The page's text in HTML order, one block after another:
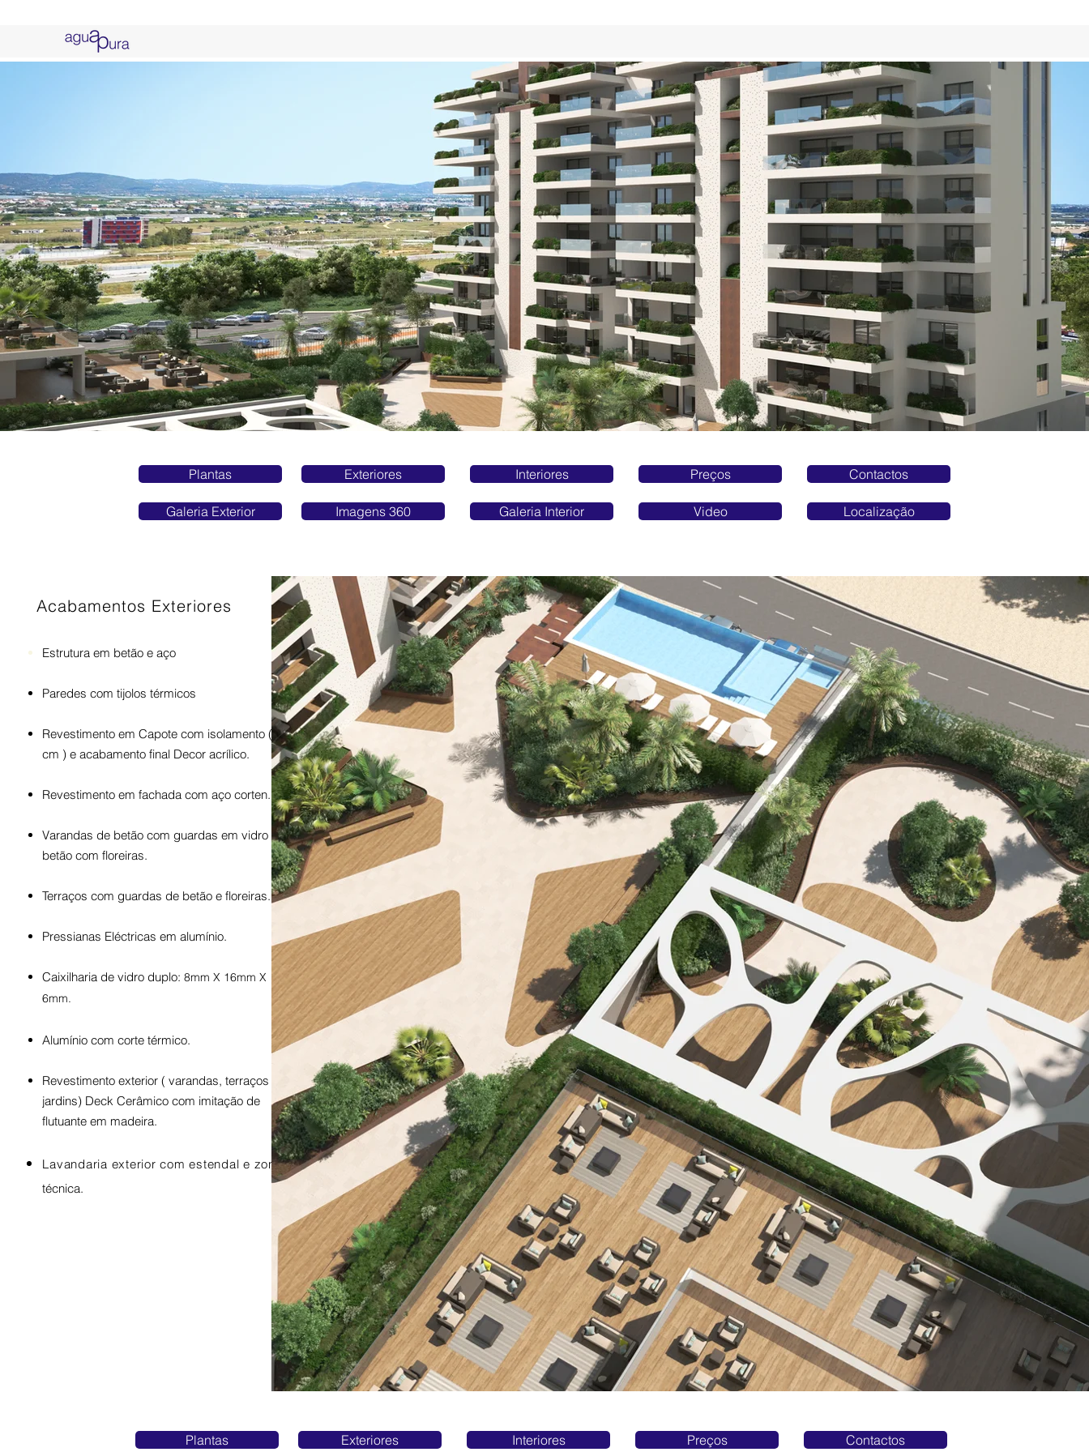
Plantas
Galeria Exterior
Exteriores
Imagens 360
Interiores
Galeria Interior
Preços
Video
Contactos
Localização
Acabamentos Exteriores
Estrutura em betão e aço
Paredes com tijolos térmicos
Revestimento em Capote com isolamento ( 6
cm ) e acabamento final Decor acrílico.
Revestimento em fachada com aço corten.
Varandas de betão com guardas em vidro e
betão com floreiras.
Terraços com guardas de betão e floreiras.
Pressianas Eléctricas em alumínio.
Caixilharia de vidro duplo: 8mm X 16mm X
6mm.
Alumínio com corte térmico.
Revestimento exterior ( varandas, terraços e
jardins) Deck Cerâmico com imitação de
flutuante em madeira.​
Lavandaria exterior com estendal e zona
técnica.
Plantas Exteriores Interiores Preços Contactos